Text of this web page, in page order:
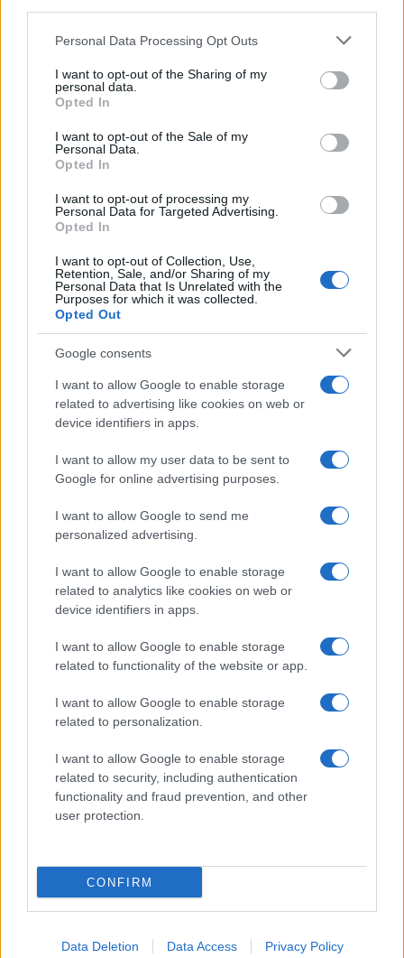
This information may also be disclosed by us to third parties
disclose it to other third parties.
Please note that this website/app uses one or more Google
services and may gather and store information including but
not limited to your visit or usage behaviour. You may click to
grant or deny consent to Google and its third-party tags to
consent section.
Personal Data Processing Opt Outs
I want to opt-out of the Sharing of my
personal data.
Opted In
I want to opt-out of the Sale of my
Personal Data.
Opted In
I want to opt-out of processing my
Personal Data for Targeted Advertising.
Opted In
I want to opt-out of Collection, Use,
Retention, Sale, and/or Sharing of my
Personal Data that Is Unrelated with the
Purposes for which it was collected.
Opted Out
Google consents
I want to allow Google to enable storage
related to advertising like cookies on web or
device identifiers in apps.
I want to allow my user data to be sent to
Google for online advertising purposes.
I want to allow Google to send me
personalized advertising.
I want to allow Google to enable storage
related to analytics like cookies on web or
device identifiers in apps.
I want to allow Google to enable storage
related to functionality of the website or app.
I want to allow Google to enable storage
related to personalization.
I want to allow Google to enable storage
related to security, including authentication
functionality and fraud prevention, and other
user protection.
CONFIRM
Data Deletion Data Access Privacy Policy
Lo sapevi che...
Antivirus per Android: smartphone
sempre sicuro
Assicurazione furgone per partita IVA:
cosa sapere
Come i conti correnti online stanno
cambiando le abitudini di spesa dei
consumatori
CHI SIAMO CONTATTI
© 2026 - NOTIZIEORA.IT - GIDDY UP SRL - P.IVA 14849541009
LE FOTO PRESENTI IN QUESTO SITO SONO CONCESSE IN LICENZA A
GIDDY UP SRL
Privacy e Notifiche